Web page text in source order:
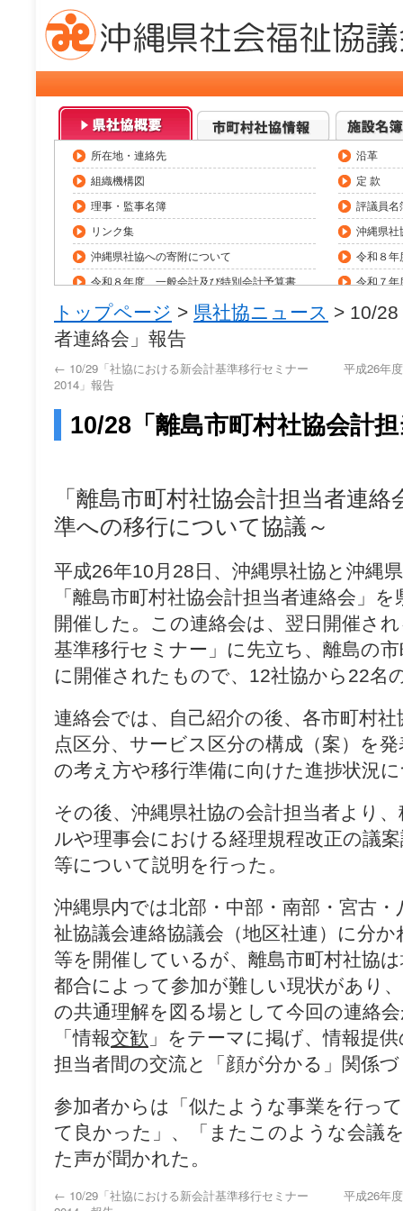
所在地・連絡先 沿革
組織機構図 定 款
理事・監事名簿 評議員名
リンク集 沖縄県
沖縄県社協への寄附について 令和８
令和８年度 一般会計及び特別会計予算書 令和７
令和７年度 一般会計及び特別会計決算 県内社会
職員採用情報（令和8年度）
研修会・大会等一覧
トップページ > 県社協ニュース > 10/
者連絡会」報告
← 10/29「社協における新会計基準移行セミナー
2014」報告
平成26年
10/28「離島市町村社協会計
「離島市町村社協会計担当者連
準への移行について協議～
平成26年10月28日、沖縄県社協と沖縄
「離島市町村社協会計担当者連絡会」
開催した。この連絡会は、翌日開催さ
基準移行セミナー」に先立ち、離島の
に開催されたもので、12社協から22名
連絡会では、自己紹介の後、各市町村
点区分、サービス区分の構成（案）を
の考え方や移行準備に向けた進捗状況
その後、沖縄県社協の会計担当者より
ルや理事会における経理規程改正の議
等について説明を行った。
沖縄県内では北部・中部・南部・宮古
祉協議会連絡協議会（地区社連）に分
等を開催しているが、離島市町村社協
都合によって参加が難しい現状があり
の共通理解を図る場として今回の連絡
「情報交歓 」をテーマに掲げ、情報提
担当者間の交流と「顔が分かる」関係
参加者からは「似たような事業を行っ
て良かった」、「またこのような会議
た声が聞かれた。
← 10/29「社協における新会計基準移行セミナー
平成26年